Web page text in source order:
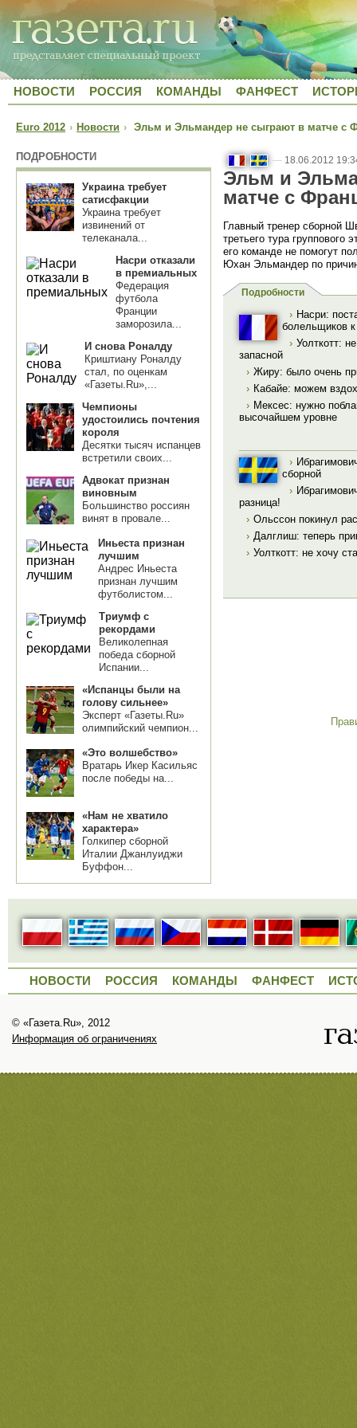
НОВОСТИ РОССИЯ КОМАНДЫ ФАНФЕСТ
Euro 2012 › Новости › Эльм и Эльмандер не сыграют в матче с
ПОДРОБНОСТИ
Украина требует
сатисфакции
Украина требует
извинений от
телеканала...
Насри отказали
в премиальных
Федерация
футбола
Франции
заморозила...
И снова Роналду
Криштиану Роналду
стал, по оценкам
«Газеты.Ru»,...
Чемпионы
удостоились почтения
короля
Десятки тысяч испанцев
встретили своих...
Адвокат признан
виновным
Большинство россиян
винят в провале...
Иньеста признан
лучшим
Андрес Иньеста
признан лучшим
футболистом...
Триумф с
рекордами
Великолепная
победа сборной
Испании...
«Испанцы были на
голову сильнее»
Эксперт «Газеты.Ru»
олимпийский чемпион...
«Это волшебство»
Вратарь Икер Касильяс
после победы на...
«Нам не хватило
характера»
Голкипер сборной
Италии Джанлуиджи
Буффон...
— 18.06.2012
Эльм и
матче с
Главный тренер сборной
третьего тура группового
его команде не помогут
Юхан Эльмандер по
Подробности
› Насри:
болельщиков к
› Уолткотт:
запасной
› Жиру: было очень
› Кабайе: можем
› Мексес: нужно
высочайшем уровне
›
сборной
›
разница!
› Ольссон покинул
› Далглиш: теперь
› Уолткотт: не хочу
НОВОСТИ РОССИЯ КОМАНДЫ ФАНФЕСТ
© «Газета.Ru», 2012
Информация об ограничениях